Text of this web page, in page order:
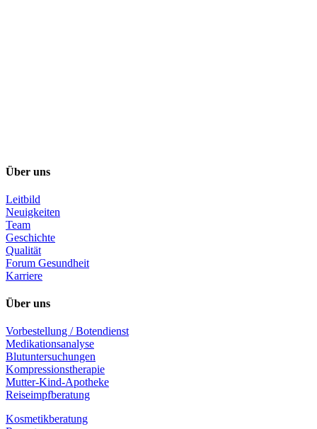
Über uns
Leitbild
Neuigkeiten
Team
Geschichte
Qualität
Forum Gesundheit
Karriere
Über uns
Vorbestellung / Botendienst
Medikationsanalyse
Blutuntersuchungen
Kompressionstherapie
Mutter-Kind-Apotheke
Reiseimpfberatung
Kosmetikberatung